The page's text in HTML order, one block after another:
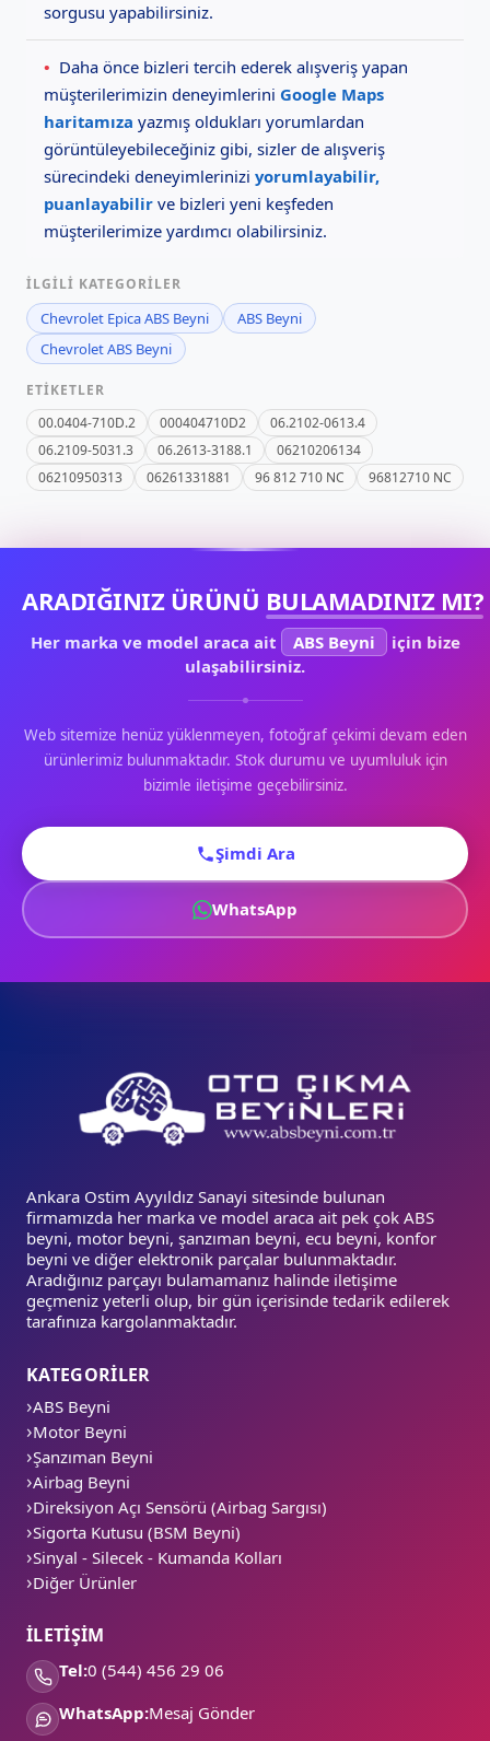
sorgusu yapabilirsiniz.
• Daha önce bizleri tercih ederek alışveriş yapan
müşterilerimizin deneyimlerini Google Maps
haritamıza yazmış oldukları yorumlardan
görüntüleyebileceğiniz gibi, sizler de alışveriş
sürecindeki deneyimlerinizi yorumlayabilir,
puanlayabilir ve bizleri yeni keşfeden
müşterilerimize yardımcı olabilirsiniz.
İLGILI KATEGORILER
Chevrolet Epica ABS Beyni
ABS Beyni
Chevrolet ABS Beyni
ETIKETLER
00.0404-710D.2
000404710D2
06.2102-0613.4
06.2109-5031.3
06.2613-3188.1
06210206134
06210950313
06261331881 96 812 710 NC 96812710 NC
ARADIĞINIZ ÜRÜNÜ BULAMADINIZ MI?
Her marka ve model araca ait ABS Beyni
için bize
ulaşabilirsiniz.
Web sitemize henüz yüklenmeyen, fotoğraf çekimi devam eden
ürünlerimiz bulunmaktadır. Stok durumu ve uyumluluk için
bizimle iletişime geçebilirsiniz.
Şimdi Ara
WhatsApp
Ankara Ostim Ayyıldız Sanayi sitesinde bulunan
firmamızda her marka ve model araca ait pek çok ABS
beyni, motor beyni, şanzıman beyni, ecu beyni, konfor
beyni ve diğer elektronik parçalar bulunmaktadır.
Aradığınız parçayı bulamamanız halinde iletişime
geçmeniz yeterli olup, bir gün içerisinde tedarik edilerek
tarafınıza kargolanmaktadır.
KATEGORİLER
ABS Beyni
Motor Beyni
Şanzıman Beyni
Airbag Beyni
Direksiyon Açı Sensörü (Airbag Sargısı)
Sigorta Kutusu (BSM Beyni)
Sinyal - Silecek - Kumanda Kolları
Diğer Ürünler
İLETİŞİM
Tel:0 (544) 456 29 06
WhatsApp:Mesaj Gönder